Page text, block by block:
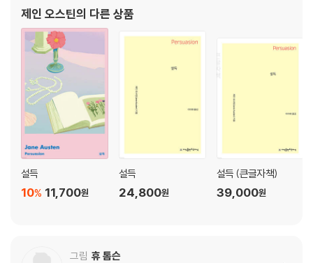
제인 오스틴의 다른 상품
설득
11,700원
10%
설득
24,800원
설득 (큰글자책)
39,000원
그림 휴 톰슨